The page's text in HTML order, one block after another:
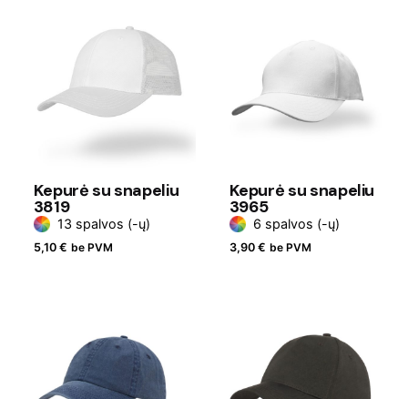
Kepurė su snapeliu
3819
13 spalvos (-ų)
5,10 € be PVM
Kepurė su snapeliu
3965
6 spalvos (-ų)
3,90 € be PVM